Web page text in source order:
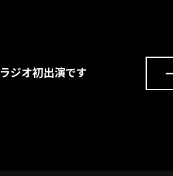
ラジオ初出演です